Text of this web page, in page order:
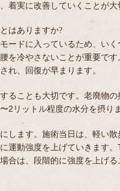
着実に改善していくことが大
はありますか?
ードに入っているため、いく
を冷やさないことが重要です
れ、回復が早まります。
ることも大切です。老廃物の
2リットル程度の水分を摂り
します。施術当日は、軽い
運動強度を上げていきます。
合は、段階的に強度を上げ